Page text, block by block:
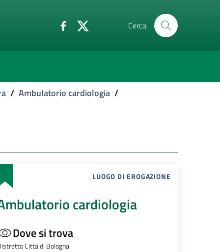
Cerca
/ Ambulatorio cardiologia /
LUOGO DI EROGAZIONE
cardiologia
Dove si trova
Città di Bologna